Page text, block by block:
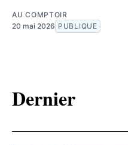
AU COMPTOIR
20 mai 2026 PUBLIQUE
Dernier